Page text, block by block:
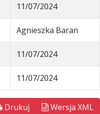
11/07/2024
Agnieszka Baran
11/07/2024
11/07/2024
Drukuj Wersja XML